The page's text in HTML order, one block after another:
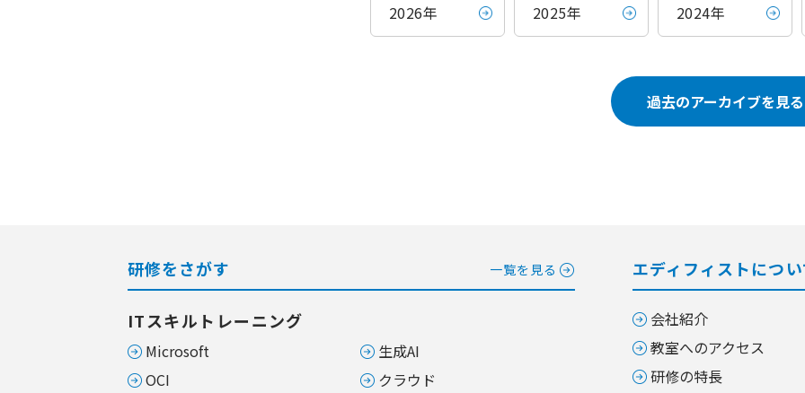
2026年 2025年 2024年
過去のアーカイブを見る
研修をさがす 一覧を見る
ITスキルトレーニング
Microsoft
OCI
生成AI
クラウド
エディフィストにつ
会社紹介
教室へのアクセス
研修の特長